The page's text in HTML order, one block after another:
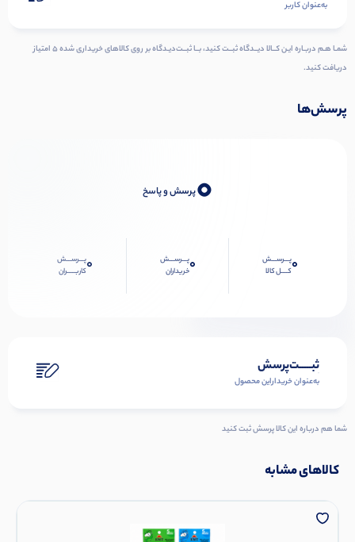
به‌عنوان کاربر
شمـا هـم دربـاره ایـن کــالا دیــدگاه ثبــت کنید، بــا ثبــت‌دیـدگاه بر روی کالاهای خریداری شده ۵ امتیاز
دریافت کنید.
پرسش‌ها
0پرسش و پاسخ
0پـــرســـش
کــــل کالا
0پـــرســـش
خریداران
0پـــرســـش
کاربـــــران
ثبـــــت‌پرسش
به‌عنوان ‌خریدار‌این‌ محصول
شما هم درباره این کالا پرسش ثبت کنید
کالاهای مشابه